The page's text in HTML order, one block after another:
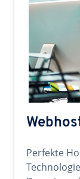
Perfekte